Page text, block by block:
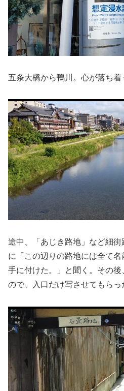
五条大橋から鴨川。心が落ち着
途中、「あじき路地」など細
に「この辺りの路地には全て
手に付けた。」と聞く。その
ので、入口だけ写させてもらっ